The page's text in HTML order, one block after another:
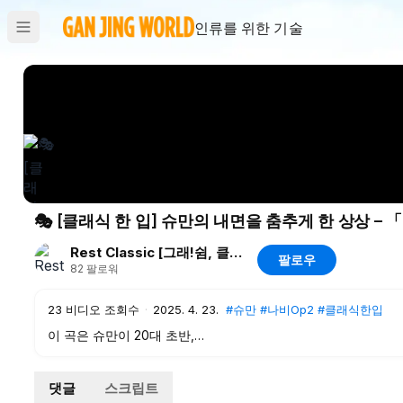
인류를 위한 기술
🎭 [클래식 한 입] 슈만의 내면을 춤추게 한 상상 –
Rest Classic [그래!쉼, 클래식]
82 팔로워
팔로우
23 비디오 조회수 · 2025. 4. 23. #슈만 #나비Op2 #클래식한입
이 곡은 슈만이 20대 초반,
상상 속 인물들이 춤추는 모습을 피아노로 표현했죠.
댓글 스크립트